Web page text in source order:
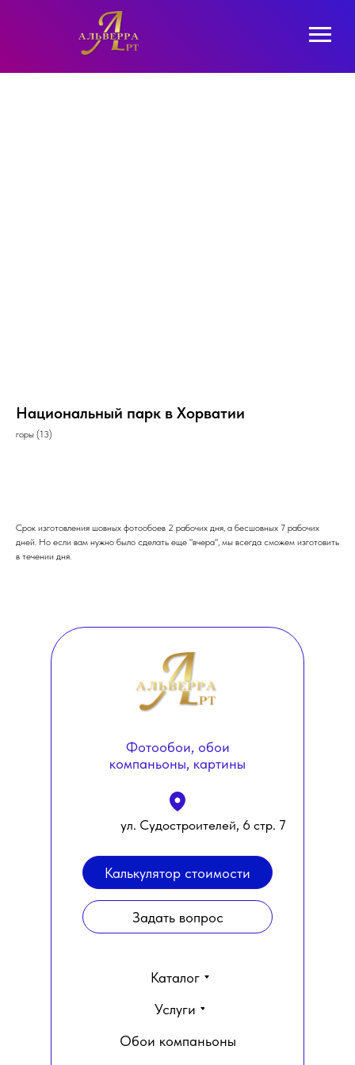
Национальный парк в Хорватии
горы (13)
Срок изготовления шовных фотообоев 2 рабочих дня, а бесшовных 7 рабочих
дней. Но если вам нужно было сделать еще "вчера", мы всегда сможем изготовить
в течении дня.
Задать вопрос
Обои компаньоны
Услуги
Каталог
Калькулятор стоимости
ул. Судостроителей, 6 стр. 7
Фотообои, обои
компаньоны, картины